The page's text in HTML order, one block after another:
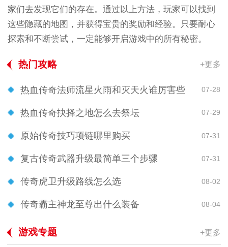
家们去发现它们的存在。通过以上方法，玩家可以找到
这些隐藏的地图，并获得宝贵的奖励和经验。只要耐心
探索和不断尝试，一定能够开启游戏中的所有秘密。
热门攻略 +更多
热血传奇法师流星火雨和灭天火谁厉害些 07-28
热血传奇抉择之地怎么去祭坛 07-29
原始传奇技巧项链哪里购买 07-31
复古传奇武器升级最简单三个步骤 07-31
传奇虎卫升级路线怎么选 08-02
传奇霸主神龙至尊出什么装备 08-04
游戏专题 +更多